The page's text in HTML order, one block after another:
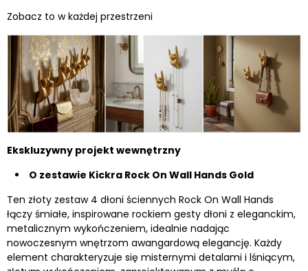
Zobacz to w każdej przestrzeni
Ekskluzywny projekt wewnętrzny
O zestawie Kickra Rock On Wall Hands Gold
Ten złoty zestaw 4 dłoni ściennych Rock On Wall Hands
łączy śmiałe, inspirowane rockiem gesty dłoni z eleganckim,
metalicznym wykończeniem, idealnie nadając
nowoczesnym wnętrzom awangardową elegancję. Każdy
element charakteryzuje się misternymi detalami i lśniącym,